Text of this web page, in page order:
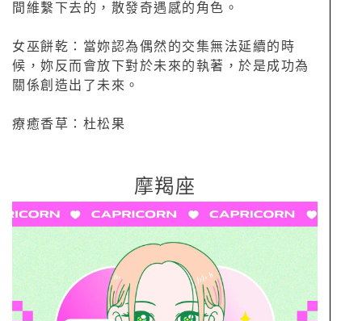
間維繫下去的，散發奇遇感的角色。
女巫餅乾：當妳認為偶然的交集無法延續的時
候，妳反而會放下對於未來的執著，於是成功為
關係創造出了未來。
療癒香草：杜松果
摩羯座